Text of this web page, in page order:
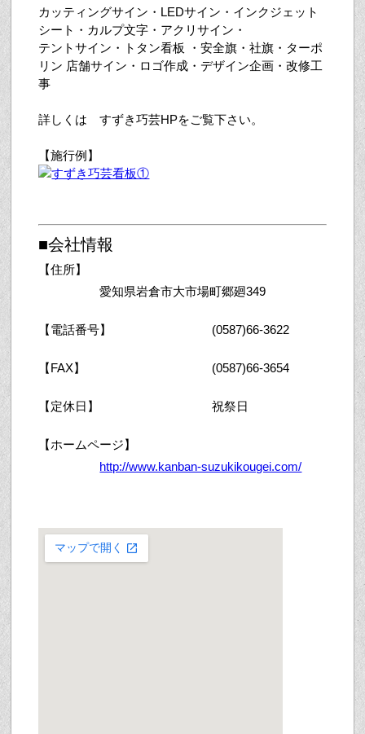
カッティングサイン・LEDサイン・インクジェット
シート・カルプ文字・アクリサイン・
テントサイン・トタン看板 ・安全旗・社旗・ターポ
リン 店舗サイン・ロゴ作成・デザイン企画・改修工
事
詳しくは すずき巧芸HPをご覧下さい。
【施行例】
■会社情報
【住所】
愛知県岩倉市大市場町郷廻349
【電話番号】 (0587)66-3622
【FAX】 (0587)66-3654
【定休日】 祝祭日
【ホームページ】
http://www.kanban-suzukikougei.com/